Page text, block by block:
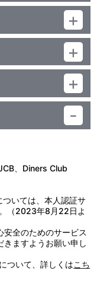
カラー／確30分／1巻
たちは、
だろう？
る！
レオ／ウルトラマン
編集・再構成したも
：仁科克基／カザマ
大輔／アマガイ コノ
コミズ シンゴ：田中
、Diners Club
いては、本人認証サ
（2023年8月22日よ
全のためのサービス
きますようお願い申し
ついて、詳しくはこち